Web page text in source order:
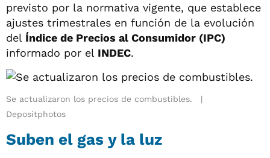
previsto por la normativa vigente, que establece
ajustes trimestrales en función de la evolución
del Índice de Precios al Consumidor (IPC)
informado por el INDEC.
Se actualizaron los precios de combustibles.
Depositphotos
Suben el gas y la luz